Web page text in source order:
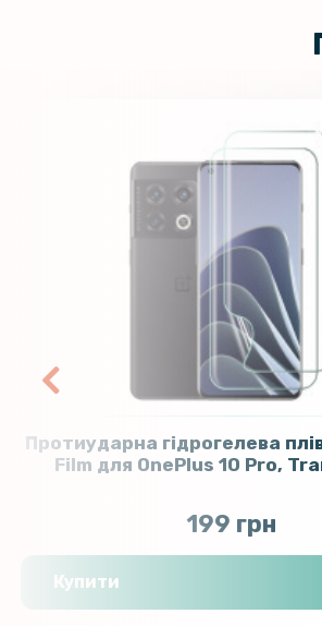
Протиударна гідрогелева
Film для OnePlus 10 Pro,
199 грн
Купити